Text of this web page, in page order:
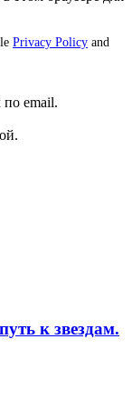
Privacy Policy and
email.
к звездам.